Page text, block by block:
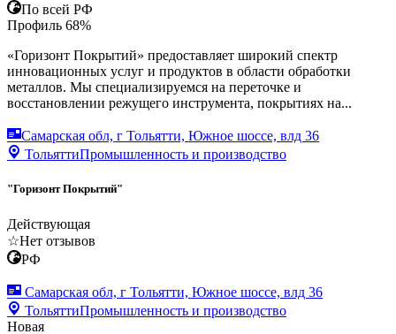
По всей РФ
Профиль 68%
«Горизонт Покрытий» предоставляет широкий спектр
инновационных услуг и продуктов в области обработки
металлов. Мы специализируемся на переточке и
восстановлении режущего инструмента, покрытиях на...
Самарская обл, г Тольятти, Южное шоссе, влд 36
ТольяттиПромышленность и производство
"Горизонт Покрытий"
Действующая
☆Нет отзывов
РФ
Самарская обл, г Тольятти, Южное шоссе, влд 36
ТольяттиПромышленность и производство
Новая